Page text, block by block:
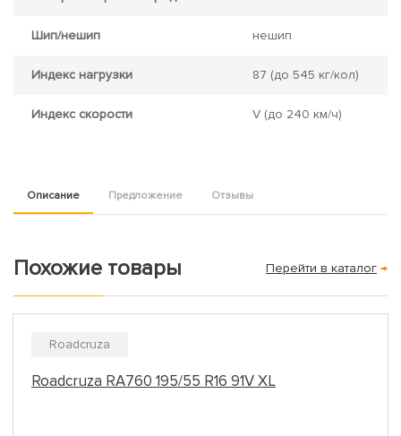
Шип/нешип нешип
Индекс нагрузки 87 (до 545 кг/кол)
Индекс скорости V (до 240 км/ч)
Описание Предложение Отзывы
Похожие товары Перейти в каталог →
Roadcruza
Roadcruza RA760 195/55 R16 91V XL